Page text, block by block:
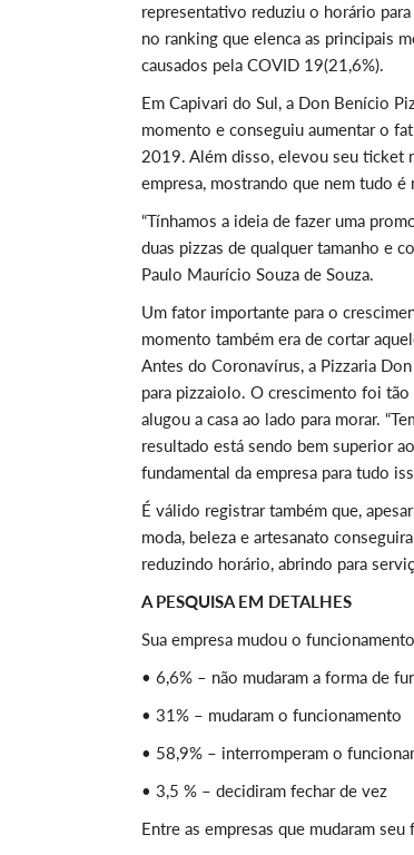
representativo reduziu o horário
no ranking que elenca as principais
causados pela COVID 19(21,6%).
Em Capivari do Sul, a Don Benício
momento e conseguiu aumentar o
2019. Além disso, elevou seu ticket
empresa, mostrando que nem tudo
“Tínhamos a ideia de fazer uma
duas pizzas de qualquer tamanho e
Paulo Maurício Souza de Souza.
Um fator importante para o
momento também era de cortar
Antes do Coronavírus, a Pizzaria
para pizzaiolo. O crescimento foi tão
alugou a casa ao lado para morar.
resultado está sendo bem superior
fundamental da empresa para tudo
É válido registrar também que,
moda, beleza e artesanato
reduzindo horário, abrindo para
A PESQUISA EM DETALHES
Sua empresa mudou o
• 6,6% – não mudaram a forma de
• 31% – mudaram o funcionamento
• 58,9% – interromperam o
• 3,5 % – decidiram fechar de vez
Entre as empresas que mudaram